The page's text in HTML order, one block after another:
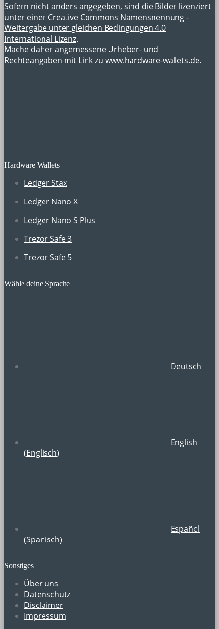
Sofern nicht anders angegeben, sind die Bilder lizenziert
unter einer Creative Commons Namensnennung -
Weitergabe unter gleichen Bedingungen 4.0
International Lizenz.
Mache daher angemessene Urheber- und
Rechteangaben mit Link zu www.hardware-wallets.de.
Hardware Wallets
Ledger Stax
Ledger Nano X
Ledger Nano S Plus
Trezor Safe 3
Trezor Safe 5
Wähle deine Sprache
Deutsch
English
(Englisch)
Español
(Spanisch)
Sonstiges
Über uns
Datenschutz
Disclaimer
Impressum